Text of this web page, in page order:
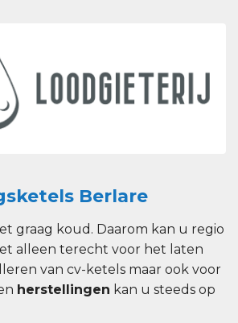
Berlare
graag koud. Daarom kan u regio
alleen terecht voor het laten
van cv-ketels maar ook voor
herstellingen kan u steeds op